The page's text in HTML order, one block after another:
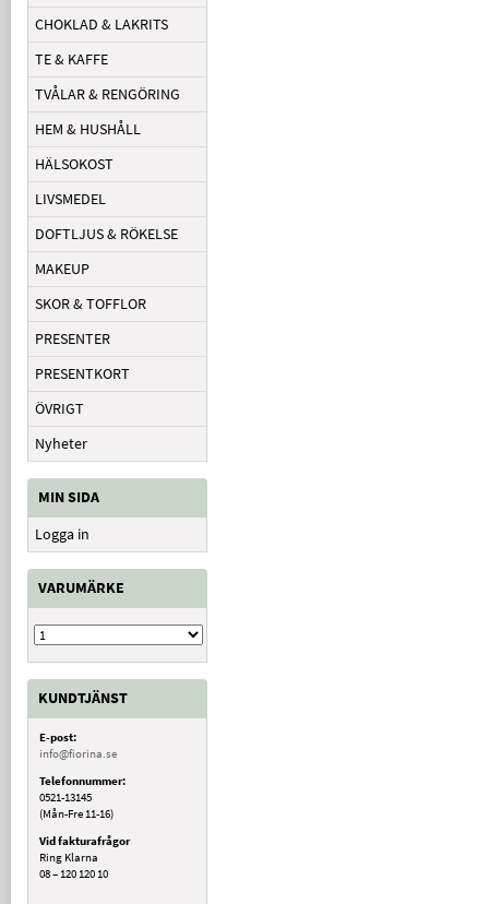
CHOKLAD & LAKRITS
TE & KAFFE
TVÅLAR & RENGÖRING
HEM & HUSHÅLL
HÄLSOKOST
LIVSMEDEL
DOFTLJUS & RÖKELSE
MAKEUP
SKOR & TOFFLOR
PRESENTER
PRESENTKORT
ÖVRIGT
Nyheter
MIN SIDA
Logga in
VARUMÄRKE
KUNDTJÄNST
E-post:
info@fiorina.se
Telefonnummer:
0521-13145
(Mån-Fre 11-16)
Vid fakturafrågor
Ring Klarna
08 – 120 120 10